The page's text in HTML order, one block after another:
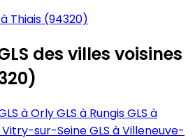
Thiais (94320)
des villes voisines
à OrlyGLS à RungisGLS à
Vitry-sur-SeineGLS à Villeneuve-